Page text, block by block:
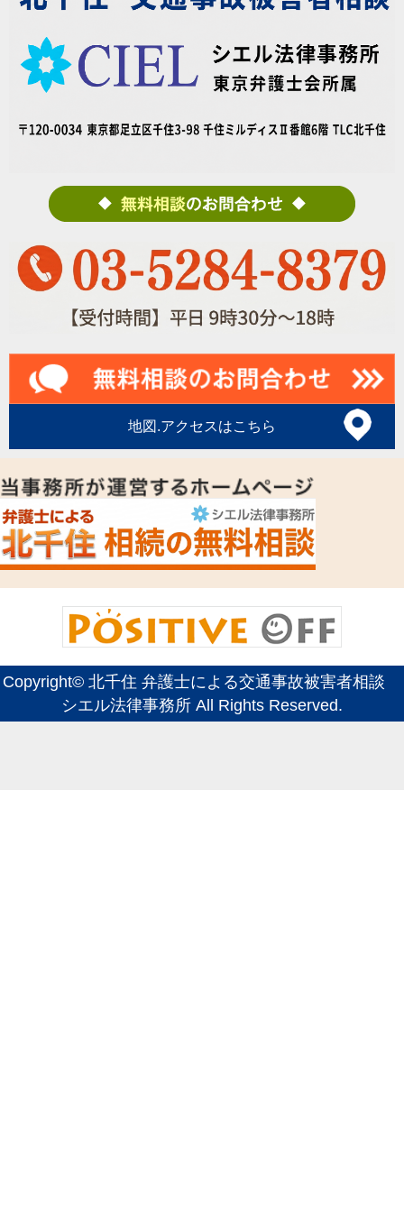
地図.アクセスはこちら
Copyright© 北千住 弁護士による交通事故被害者相談
シエル法律事務所 All Rights Reserved.